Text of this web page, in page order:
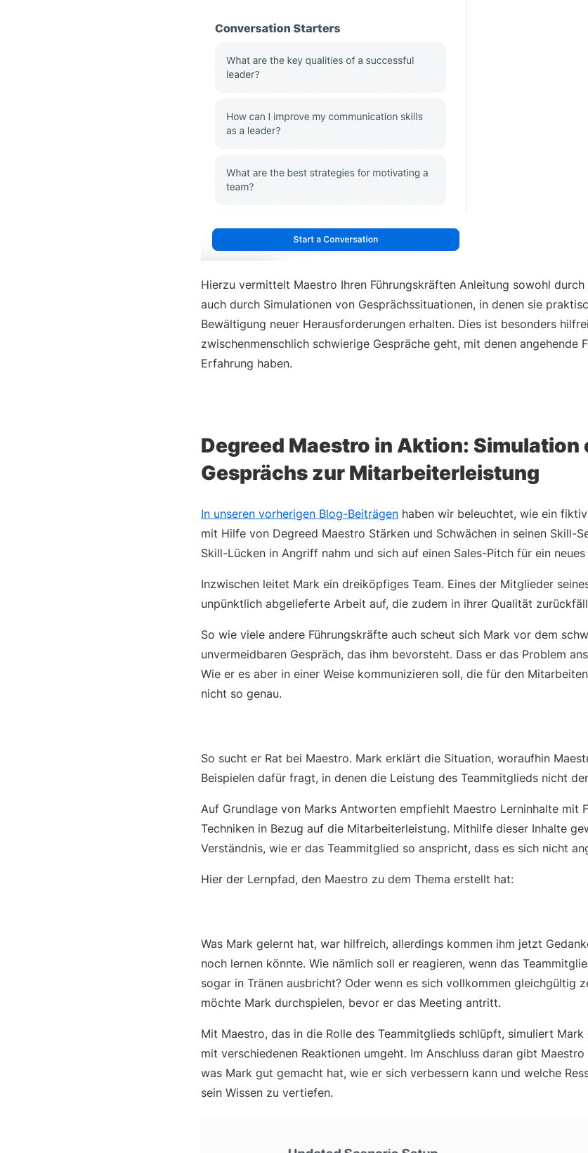
Hierzu vermittelt Maestro Ihren Führungskräften Anleitung sowohl
auch durch Simulationen von Gesprächssituationen, in denen sie
Bewältigung neuer Herausforderungen erhalten. Dies ist besonders
zwischenmenschlich schwierige Gespräche geht, mit denen angehende
Erfahrung haben.
Degreed Maestro in Aktion: Simulation
Gesprächs zur Mitarbeiterleistung
In unseren vorherigen Blog-Beiträgen haben wir beleuchtet, wie ein
mit Hilfe von Degreed Maestro Stärken und Schwächen in seinen Skill-
Skill-Lücken in Angriff nahm und sich auf einen Sales-Pitch für ein
Inzwischen leitet Mark ein dreiköpfiges Team. Eines der Mitglieder
unpünktlich abgelieferte Arbeit auf, die zudem in ihrer Qualität
So wie viele andere Führungskräfte auch scheut sich Mark vor dem
unvermeidbaren Gespräch, das ihm bevorsteht. Dass er das Problem
Wie er es aber in einer Weise kommunizieren soll, die für den
nicht so genau.
So sucht er Rat bei Maestro. Mark erklärt die Situation, woraufhin
Beispielen dafür fragt, in denen die Leistung des Teammitglieds nicht
Auf Grundlage von Marks Antworten empfiehlt Maestro Lerninhalte mit
Techniken in Bezug auf die Mitarbeiterleistung. Mithilfe dieser Inhalte
Verständnis, wie er das Teammitglied so anspricht, dass es sich nicht
Hier der Lernpfad, den Maestro zu dem Thema erstellt hat:
Was Mark gelernt hat, war hilfreich, allerdings kommen ihm jetzt
noch lernen könnte. Wie nämlich soll er reagieren, wenn das
sogar in Tränen ausbricht? Oder wenn es sich vollkommen gleichgültig
möchte Mark durchspielen, bevor er das Meeting antritt.
Mit Maestro, das in die Rolle des Teammitglieds schlüpft, simuliert
mit verschiedenen Reaktionen umgeht. Im Anschluss daran gibt
was Mark gut gemacht hat, wie er sich verbessern kann und welche
sein Wissen zu vertiefen.